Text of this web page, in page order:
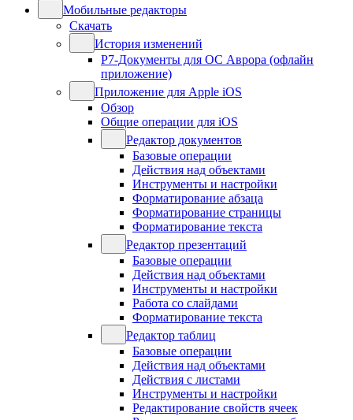
Мобильные редакторы
Скачать
История изменений
Р7-Документы для ОС Аврора (офлайн
приложение)
Приложение для Apple iOS
Обзор
Общие операции для iOS
Редактор документов
Базовые операции
Действия над объектами
Инструменты и настройки
Форматирование абзаца
Форматирование страницы
Форматирование текста
Редактор презентаций
Базовые операции
Действия над объектами
Инструменты и настройки
Работа со слайдами
Форматирование текста
Редактор таблиц
Базовые операции
Действия над объектами
Действия с листами
Инструменты и настройки
Редактирование свойств ячеек